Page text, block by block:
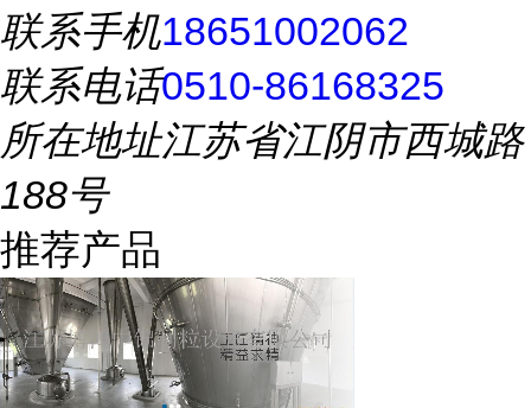
联系手机18651002062
联系电话0510-86168325
所在地址江苏省江阴市西城路
188号
推荐产品